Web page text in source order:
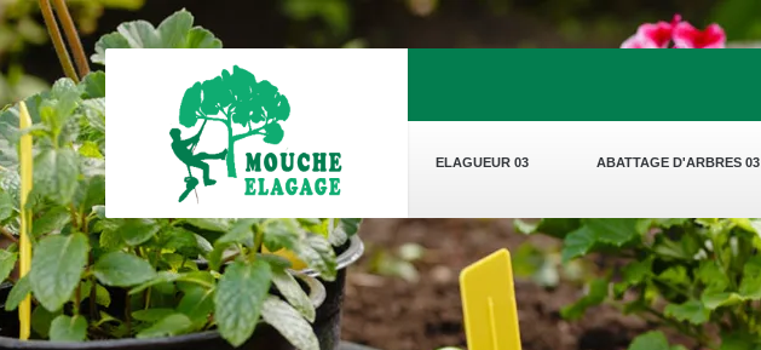
ELAGUEUR 03 ABATTAGE D'ARBRES 03